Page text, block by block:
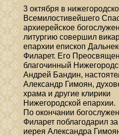
3 октября в
Всемилостивейшего
архиерейское
литургию совершил
епархии епископ
Филарет. Его
благочинный
Андрей Бандин,
Александр Гимоян,
храма и другие клирики
Нижегородской епархии.
По окончании
Филарет поблагодарил
иерея Александра